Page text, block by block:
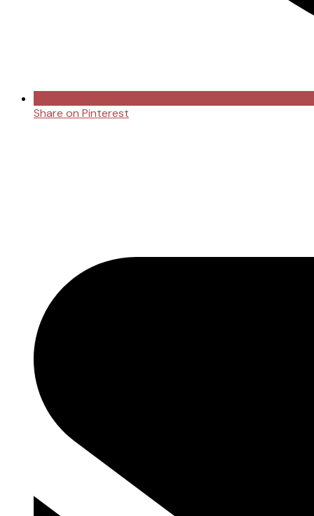
Share on Pinterest